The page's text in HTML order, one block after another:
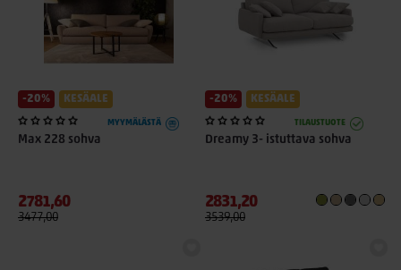
-20% KESÄALE
MYYMÄLÄSTÄ
Max 228 sohva
2781,60
3477,00
-20% KESÄALE
TILAUSTUOTE
Dreamy 3- istuttava sohva
2831,20
3539,00